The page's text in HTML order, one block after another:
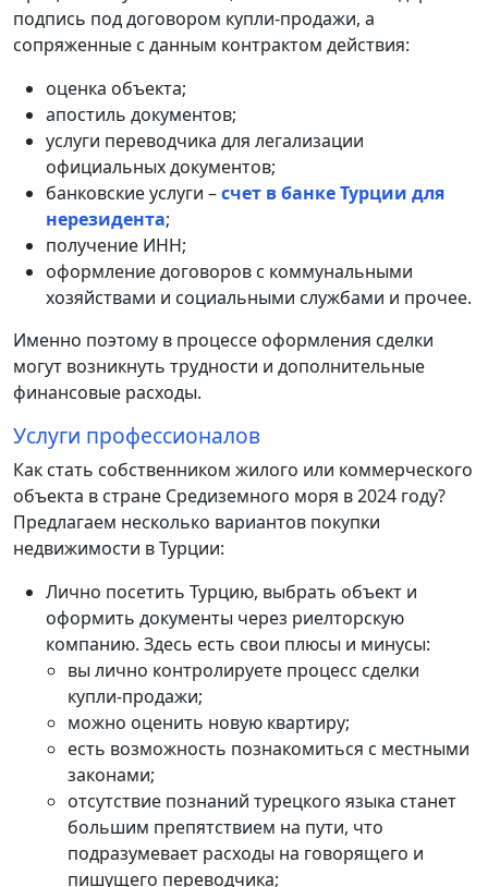
подпись под договором купли-продажи, а
сопряженные с данным контрактом действия:
оценка объекта;
апостиль документов;
услуги переводчика для легализации
официальных документов;
банковские услуги –счет в банке Турции для
нерезидента;
получение ИНН;
оформление договоров с коммунальными
хозяйствами и социальными службами и прочее.
Именно поэтому в процессе оформления сделки
могут возникнуть трудности и дополнительные
финансовые расходы.
Услуги профессионалов
Как стать собственником жилого или коммерческого
объекта в стране Средиземного моря в 2024 году?
Предлагаем несколько вариантов покупки
недвижимости в Турции:
Лично посетить Турцию, выбрать объект и
оформить документы через риелторскую
компанию. Здесь есть свои плюсы и минусы:
вы лично контролируете процесс сделки
купли-продажи;
можно оценить новую квартиру;
есть возможность познакомиться с местными
законами;
отсутствие познаний турецкого языка станет
большим препятствием на пути, что
подразумевает расходы на говорящего и
пишущего переводчика;